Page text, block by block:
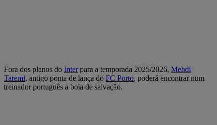
Fora dos planos do Interpara a temporada 2025/2026, Mehdi
Taremi, antigo ponta de lança do FC Porto, poderá encontrar num
treinador português a boia de salvação.